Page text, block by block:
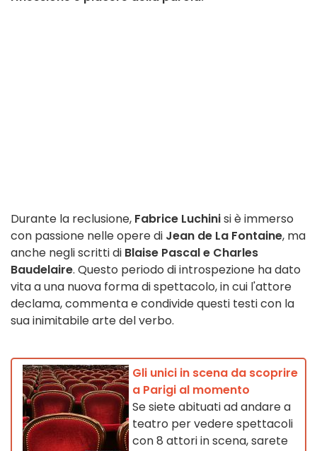
Durante la reclusione, Fabrice Luchinisi è immerso
con passione nelle opere di Jean de La Fontaine, ma
anche negli scritti di Blaise Pascal e Charles
Baudelaire. Questo periodo di introspezione ha dato
vita a una nuova forma di spettacolo, in cui l'attore
declama, commenta e condivide questi testi con la
sua inimitabile arte del verbo.
Gli unici in scena da scoprire
a Parigi al momento
Se siete abituati ad andare a
teatro per vedere spettacoli
con 8 attori in scena, sarete